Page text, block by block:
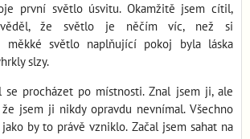
první světlo úsvitu. Okamžitě jsem cítil,
že světlo je něčím víc, než si
měkké světlo naplňující pokoj byla láska
slzy.
se procházet po místnosti. Znal jsem ji, ale
jsem ji nikdy opravdu nevnímal. Všechno
by to právě vzniklo. Začal jsem sahat na